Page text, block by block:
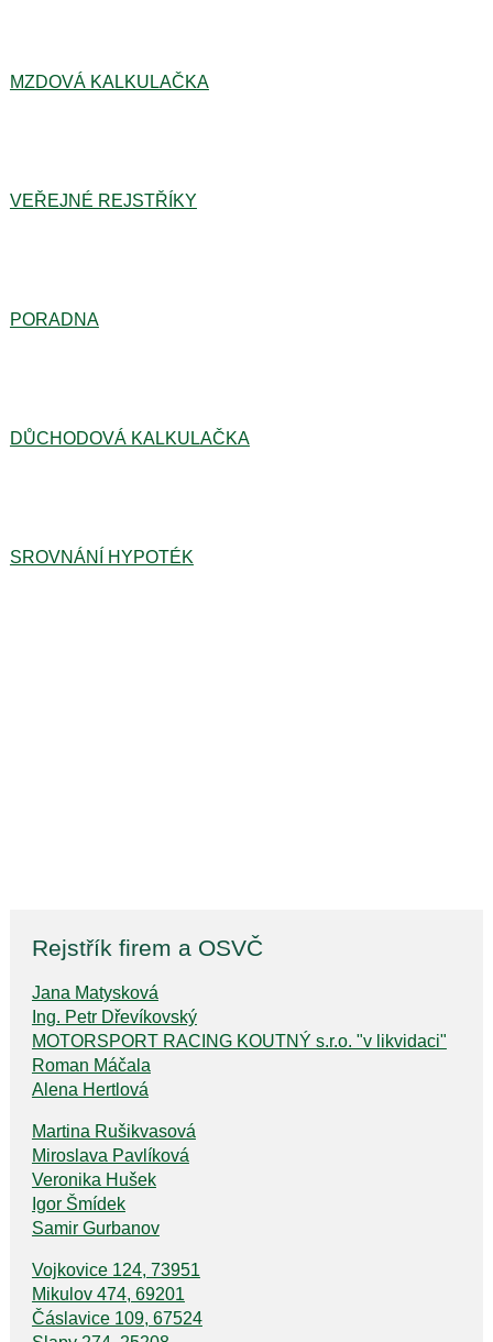
MZDOVÁ KALKULAČKA
VEŘEJNÉ REJSTŘÍKY
PORADNA
DŮCHODOVÁ KALKULAČKA
SROVNÁNÍ HYPOTÉK
Rejstřík firem a OSVČ
Jana Matysková
Ing. Petr Dřevíkovský
MOTORSPORT RACING KOUTNÝ s.r.o. "v likvidaci"
Roman Máčala
Alena Hertlová
Martina Rušikvasová
Miroslava Pavlíková
Veronika Hušek
Igor Šmídek
Samir Gurbanov
Vojkovice 124, 73951
Mikulov 474, 69201
Čáslavice 109, 67524